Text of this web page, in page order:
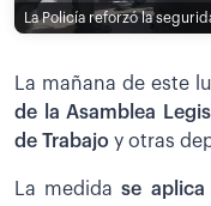
La Policía reforzó la
La mañana de este
de la Asamblea
de Trabajo y otras
La medidase